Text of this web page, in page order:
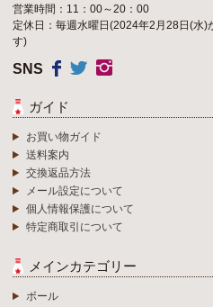
営業時間：11：00～20：00
定休日：毎週水曜日(2024年2月28日(水)
す)
SNS
ガイド
お買い物ガイド
送料案内
交換返品方法
メール設定について
個人情報保護について
特定商取引について
メインカテゴリー
ボール